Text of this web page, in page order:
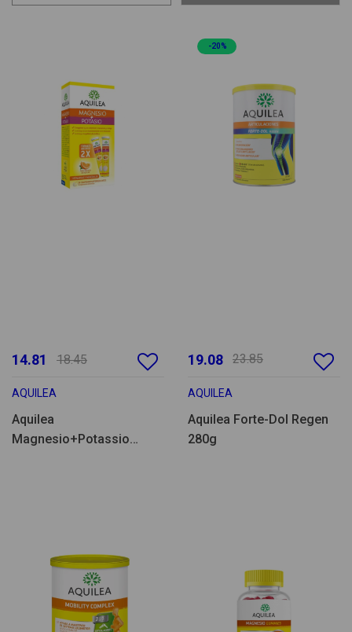
14.81 18.45
AQUILEA
Aquilea
Magnesio+Potassio
-20%
19.08 23.85
AQUILEA
Aquilea Forte-Dol Regen
280g